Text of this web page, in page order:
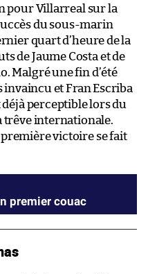
pour Villarreal sur la
du sous-marin
quart d’heure de la
de Jaume Costa et de
Malgré une fin d’été
et Fran Escriba
perceptible lors du
trêve internationale.
victoire se fait
premier couac